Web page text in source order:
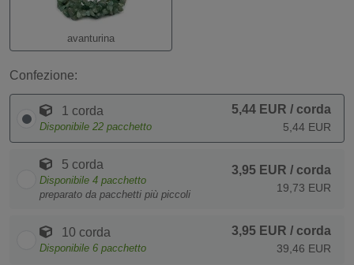
avanturina
Confezione:
1 corda
Disponibile 22 pacchetto
5,44 EUR / corda
5,44 EUR
5 corda
Disponibile 4 pacchetto
preparato da pacchetti più piccoli
3,95 EUR / corda
19,73 EUR
10 corda
Disponibile 6 pacchetto
3,95 EUR / corda
39,46 EUR